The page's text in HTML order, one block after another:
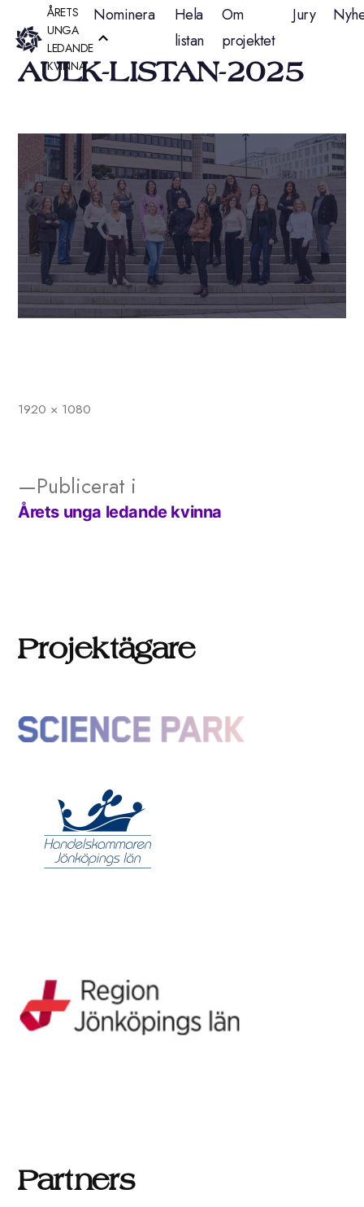
Hoppa
till
innehåll
ÅRETS
UNGA
LEDANDE
KVINNA
Nominera
Hela
listan
Om
projektet
Jury
AULK-LISTAN-2025
Full
1920 × 1080
Inläggsnavigering
Publicerat i
Årets unga ledande kvinna
Projektägare
Partners